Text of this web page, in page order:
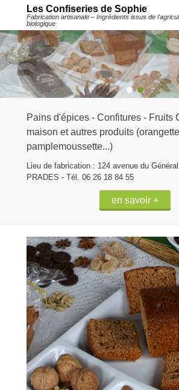
Les Confiseries de Sophie
Fabrication artisanale – Ingrédients issus de
biologique
1 2
Pains d'épices - Confitures - Fruits
maison et autres produits
pamplemoussette...)
Lieu de fabrication : 124 avenue du
PRADES - Tél. 06 26 18 84 55
en savoir +